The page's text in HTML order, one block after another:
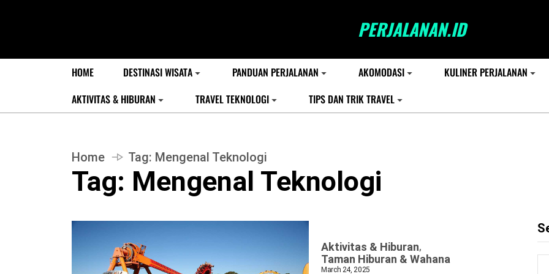
PERJALANAN.ID
HOME DESTINASI WISATA PANDUAN PERJALANAN AKOMODASI
KULINER PERJALANAN
AKTIVITAS & HIBURAN
TRAVEL TEKNOLOGI TIPS DAN TRIK TRAVEL
Home Tag: Mengenal Teknologi
Tag: Mengenal Teknologi
Aktivitas & Hiburan
Taman Hiburan & Wahana
March 24, 2025